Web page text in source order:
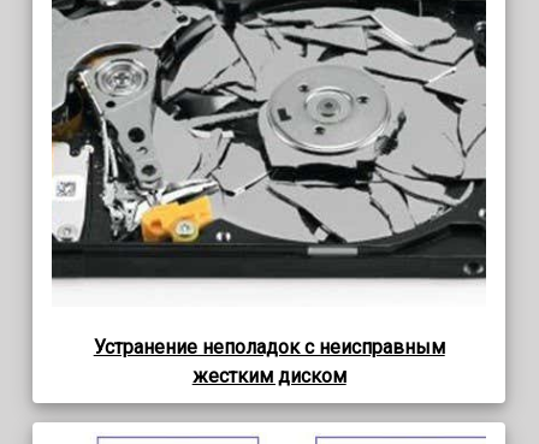
Устранение неполадок с неисправным
жестким диском